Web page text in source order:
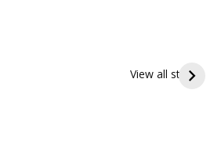
View all stories
ఇంద్రకీలాద్రి గిరి ప్రదక్షిణ